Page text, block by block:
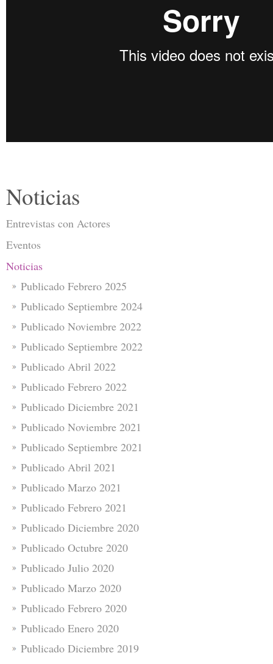
Noticias
Entrevistas con Actores
Eventos
Noticias
Publicado Febrero 2025
Publicado Septiembre 2024
Publicado Noviembre 2022
Publicado Septiembre 2022
Publicado Abril 2022
Publicado Febrero 2022
Publicado Diciembre 2021
Publicado Noviembre 2021
Publicado Septiembre 2021
Publicado Abril 2021
Publicado Marzo 2021
Publicado Febrero 2021
Publicado Diciembre 2020
Publicado Octubre 2020
Publicado Julio 2020
Publicado Marzo 2020
Publicado Febrero 2020
Publicado Enero 2020
Publicado Diciembre 2019